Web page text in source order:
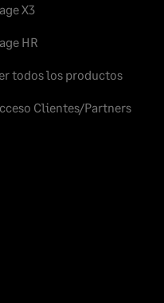
X3
HR
todos los productos
Clientes/Partners